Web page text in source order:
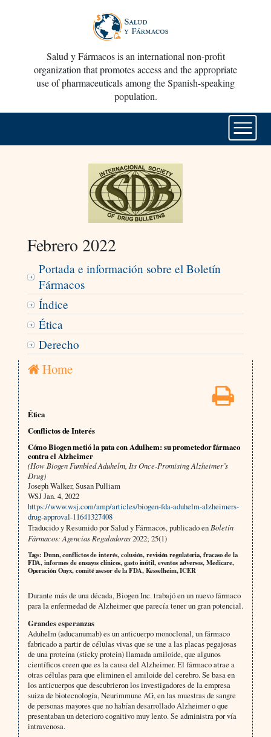
Salud y Fármacos is an international non-profit
organization that promotes access and the appropriate
use of pharmaceuticals among the Spanish-speaking
population.
Febrero 2022
Portada e información sobre el Boletín
Fármacos
Índice
Ética
Derecho
Home
Ética
Conflictos de Interés
Cómo Biogen metió la pata con Adulhem: su prometedor fármaco
contra el Alzheimer
(How Biogen Fumbled Aduhelm, Its Once-Promising Alzheimer’s
Drug)
Joseph Walker, Susan Pulliam
WSJ Jan. 4, 2022
https://www.wsj.com/amp/articles/biogen-fda-aduhelm-alzheimers-
drug-approval-11641327408
Traducido y Resumido por Salud y Fármacos, publicado en Boletín
Fármacos: Agencias Reguladoras2022; 25(1)
Tags: Dunn, conflictos de interés, colusión, revisión regulatoria, fracaso de la
FDA, informes de ensayos clínicos, gasto inútil, eventos adversos, Medicare,
Operación Onyx, comité asesor de la FDA, Kesselheim, ICER
Durante más de una década, Biogen Inc. trabajó en un nuevo fármaco
para la enfermedad de Alzheimer que parecía tener un gran potencial.
Grandes esperanzas
Aduhelm (aducanumab) es un anticuerpo monoclonal, un fármaco
fabricado a partir de células vivas que se une a las placas pegajosas
de una proteína (sticky protein) llamada amiloide, que algunos
científicos creen que es la causa del Alzheimer. El fármaco atrae a
otras células para que eliminen el amiloide del cerebro. Se basa en
los anticuerpos que descubrieron los investigadores de la empresa
suiza de biotecnología, Neurimmune AG, en las muestras de sangre
de personas mayores que no habían desarrollado Alzheimer o que
presentaban un deterioro cognitivo muy lento. Se administra por vía
intravenosa.